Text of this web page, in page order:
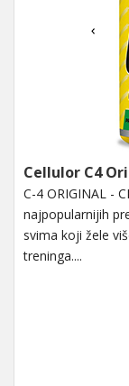
Cellulor C4
C-4 ORIGINAL -
najpopularnijih
svima koji žele
treninga....